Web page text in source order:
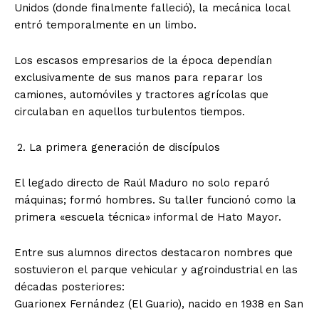
Unidos (donde finalmente falleció), la mecánica local
entró temporalmente en un limbo.
Los escasos empresarios de la época dependían
exclusivamente de sus manos para reparar los
camiones, automóviles y tractores agrícolas que
circulaban en aquellos turbulentos tiempos.
La primera generación de discípulos
El legado directo de Raúl Maduro no solo reparó
máquinas; formó hombres. Su taller funcionó como la
primera «escuela técnica» informal de Hato Mayor.
Entre sus alumnos directos destacaron nombres que
sostuvieron el parque vehicular y agroindustrial en las
décadas posteriores:
Guarionex Fernández (El Guario), nacido en 1938 en San